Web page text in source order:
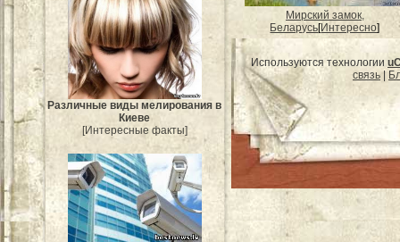
Различные виды мелирования в
Киеве
[Интересные факты]
Мирский замок,
Беларусь[Интересно]
Используются технологии
связь